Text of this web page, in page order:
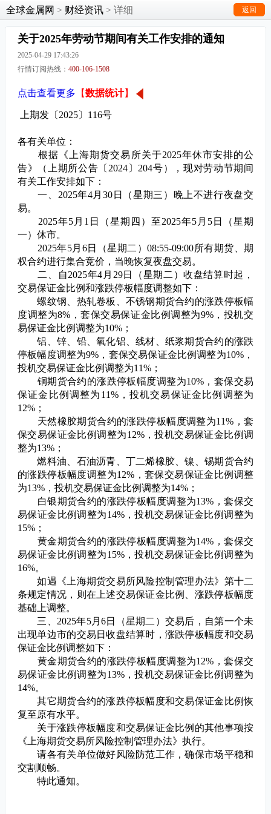
返回
全球金属网 > 财经资讯 > 详细
关于2025年劳动节期间有关工作安排的通知
2025-04-29 17:43:26
行情订阅热线： 400-106-1508
点击查看更多 【数据统计】
上期发〔 2025〕 116号
各有关单位：
根据《上海期货交易所关于2025年休市安排的公
告》（上期所公告〔 2024 〕 204号），现对劳动节期间
有关工作安排如下：
一、 2025年4月30 日（星期三）晚上不进行夜盘交
易。
2025年5月 1 日（星期四）至2025年5 月 5 日（星期
一）休市。
2025年5月 6日（星期二）08:55-09:00所有期货、期
权合约进行集合竞价，当晚恢复夜盘交易。
二、自2025年4 月 29日（星期二）收盘结算时起，
交易保证金比例和涨跌停板幅度调整如下：
螺纹钢、热轧卷板、不锈钢期货合约的涨跌停板幅
度调整为8% ，套保交易保证金比例调整为9%，投机交
易保证金比例调整为10%；
铝、锌、铅、氧化铝、线材、纸浆期货合约的涨跌
停板幅度调整为9% ，套保交易保证金比例调整为10%，
投机交易保证金比例调整为11%；
铜期货合约的涨跌停板幅度调整为10%，套保交易
保证金比例调整为 11%，投机交易保证金比例调整为
12%；
天然橡胶期货合约的涨跌停板幅度调整为11% ，套
保交易保证金比例调整为12%，投机交易保证金比例调
整为13%；
燃料油、石油沥青、丁二烯橡胶、镍、锡期货合约
的涨跌停板幅度调整为12% ，套保交易保证金比例调整
为13%，投机交易保证金比例调整为14%；
白银期货合约的涨跌停板幅度调整为13% ，套保交
易保证金比例调整为14%，投机交易保证金比例调整为
15%；
黄金期货合约的涨跌停板幅度调整为14% ，套保交
易保证金比例调整为15%，投机交易保证金比例调整为
16%。
如遇《上海期货交易所风险控制管理办法》第十二
条规定情况，则在上述交易保证金比例、涨跌停板幅度
基础上调整。
三、 2025年5月6日（星期二）交易后，自第一个未
出现单边市的交易日收盘结算时，涨跌停板幅度和交易
保证金比例调整如下：
黄金期货合约的涨跌停板幅度调整为12% ，套保交
易保证金比例调整为13%，投机交易保证金比例调整为
14%。
其它期货合约的涨跌停板幅度和交易保证金比例恢
复至原有水平。
关于涨跌停板幅度和交易保证金比例的其他事项按
《上海期货交易所风险控制管理办法》执行。
请各有关单位做好风险防范工作，确保市场平稳和
交割顺畅。
特此通知。